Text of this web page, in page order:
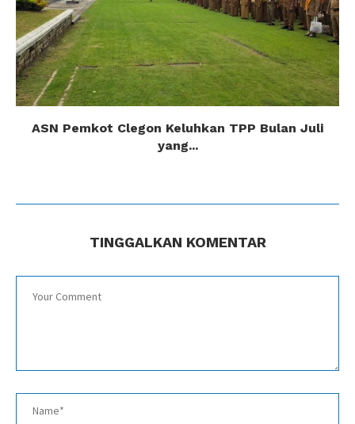
ASN Pemkot Clegon Keluhkan TPP Bulan Juli
yang...
TINGGALKAN KOMENTAR